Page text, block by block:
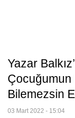
Yazar
Çocuğumun
Bilemezsin
03 Mart 2022 - 15:04